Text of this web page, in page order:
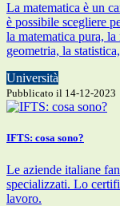
La matematica è un
è possibile scegliere
la matematica pura,
geometria, la
Università
Pubblicato il 14-12-2023
IFTS: cosa sono?
Le aziende italiane
specializzati. Lo
lavoro.